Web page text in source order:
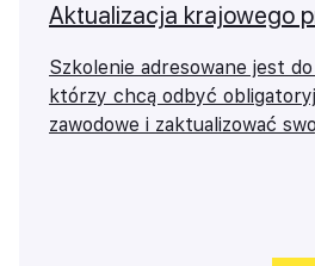
Aktualizacja krajowego
Szkolenie adresowane jest
którzy chcą odbyć
zawodowe i zaktualizować